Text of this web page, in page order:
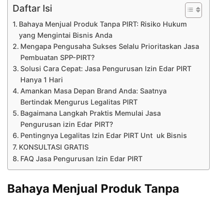
Daftar Isi
Bahaya Menjual Produk Tanpa PIRT: Risiko Hukum
yang Mengintai Bisnis Anda
Mengapa Pengusaha Sukses Selalu Prioritaskan Jasa
Pembuatan SPP-PIRT?
Solusi Cara Cepat: Jasa Pengurusan Izin Edar PIRT
Hanya 1 Hari
Amankan Masa Depan Brand Anda: Saatnya
Bertindak Mengurus Legalitas PIRT
Bagaimana Langkah Praktis Memulai Jasa
Pengurusan izin Edar PIRT?
Pentingnya Legalitas Izin Edar PIRT Unt uk Bisnis
KONSULTASI GRATIS
FAQ Jasa Pengurusan Izin Edar PIRT
Bahaya Menjual Produk Tanpa